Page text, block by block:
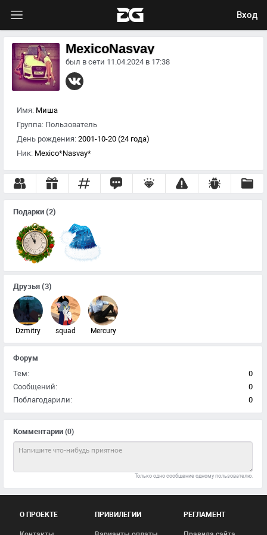
Вход
Имя: Миша
Группа: Пользователь
День рождения: 2001-10-20 (24 года)
Ник: Mexico*Nasvay*
MexicoNasvay
был в сети 11.04.2024 в 17:38
Комментарии (0)
Только одно сообщение одному пользователю.
Подарки (2)
Друзья (3)
Dzmitry squad Mercury
Форум
Тем:
0
Сообщений:
0
Поблагодарили:
0
О ПРОЕКТЕ ПРИВИЛЕГИИ РЕГЛАМЕНТ